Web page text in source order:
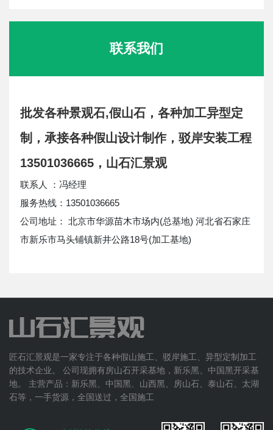
联系我们
批发各种景观石,假山石，各种加工异型定
制，承接各种假山设计制作，驳岸安装工程
13501036665，山石汇景观
联系人 ：冯经理
服务热线：13501036665
公司地址： 北京市华源苗木市场内(总基地) 河北省石家庄
市新乐市马头铺镇新井公路18号(加工基地)
匠石汇景观是一家专注于各种假山施工、驳岸施工、异型定制加工
的技术企业。 公司现拥有房山石开采基地，新乐黑、中国黑开采基
地。 主营产品：新乐黑、中国黑、山西黑、房山石、泰山石、太湖
石等，一手货源，全国送过，全国施工